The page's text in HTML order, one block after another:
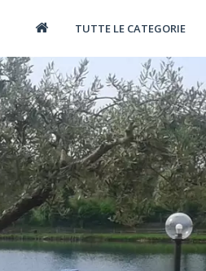
TUTTE LE CATEGORIE